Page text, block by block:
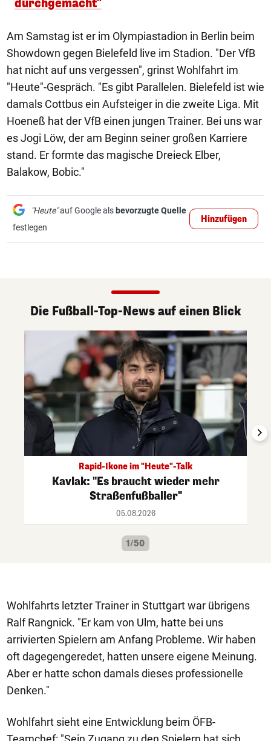
durchgemacht"
Am Samstag ist er im Olympiastadion in Berlin beim
Showdown gegen Bielefeld live im Stadion. "Der VfB
hat nicht auf uns vergessen", grinst Wohlfahrt im
"Heute"-Gespräch. "Es gibt Parallelen. Bielefeld ist wie
damals Cottbus ein Aufsteiger in die zweite Liga. Mit
Hoeneß hat der VfB einen jungen Trainer. Bei uns war
es Jogi Löw, der am Beginn seiner großen Karriere
stand. Er formte das magische Dreieck Elber,
Balakow, Bobic."
"Heute"auf Google als bevorzugte Quelle
festlegen
Hinzufügen
Die Fußball-Top-News auf einen Blick
Rapid-Ikone im "Heute"-Talk
Kavlak: "Es braucht wieder mehr
Straßenfußballer"
05.08.2026
1/50
Wohlfahrts letzter Trainer in Stuttgart war übrigens
Ralf Rangnick. "Er kam von Ulm, hatte bei uns
arrivierten Spielern am Anfang Probleme. Wir haben
oft dagegengeredet, hatten unsere eigene Meinung.
Aber er hatte schon damals dieses professionelle
Denken."
Wohlfahrt sieht eine Entwicklung beim ÖFB-